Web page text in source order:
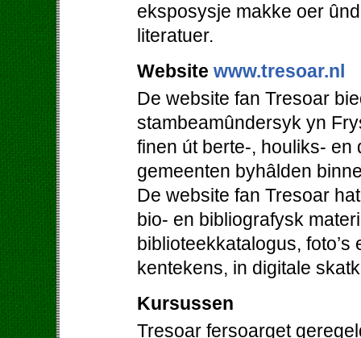
eksposysje makke oer
literatuer.
Website www.tresoar.nl
De website fan Tresoar
stambeamûndersyk yn
finen út berte-, houliks- en
gemeenten byhâlden
De website fan Tresoar
bio- en bibliografysk
biblioteekkatalogus,
kentekens, in digitale
Kursussen
Tresoar fersoarget